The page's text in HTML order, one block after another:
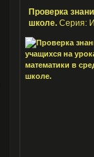
Проверка
школе. Серия: